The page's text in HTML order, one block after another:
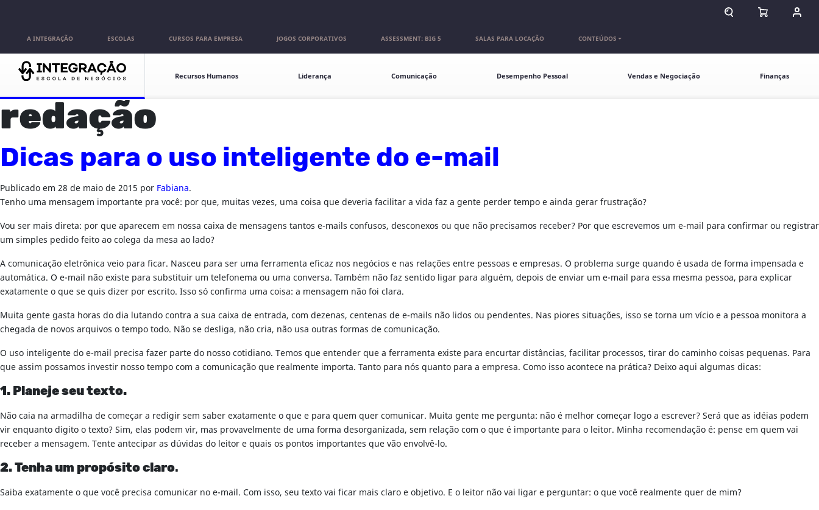
ABRIR CAMPO DE
ABRIR
A INTEGRAÇÃO ESCOLAS CURSOS PARA EMPRESA JOGOS CORPORATIVOS ASSESSMENT: BIG 5 SALAS PARA LOCAÇÃO CONTEÚDOS
Escolas
Recursos Humanos Liderança Comunicação Desempenho Pessoal Vendas e Negociação Finanças
redação
Dicas para o uso inteligente do e-mail
Publicado em 28 de maio de 2015 por Fabiana.
Tenho uma mensagem importante pra você: por que, muitas vezes, uma coisa que deveria facilitar a vida faz a gente perder tempo e ainda gerar frustração?
Vou ser mais direta: por que aparecem em nossa caixa de mensagens tantos e-mails confusos, desconexos ou que não precisamos receber? Por que escrevemos um e-mail para confirmar ou registrar
um simples pedido feito ao colega da mesa ao lado?
A comunicação eletrônica veio para ficar. Nasceu para ser uma ferramenta eficaz nos negócios e nas relações entre pessoas e empresas. O problema surge quando é usada de forma impensada e
automática. O e-mail não existe para substituir um telefonema ou uma conversa. Também não faz sentido ligar para alguém, depois de enviar um e-mail para essa mesma pessoa, para explicar
exatamente o que se quis dizer por escrito. Isso só confirma uma coisa: a mensagem não foi clara.
Muita gente gasta horas do dia lutando contra a sua caixa de entrada, com dezenas, centenas de e-mails não lidos ou pendentes. Nas piores situações, isso se torna um vício e a pessoa monitora a
chegada de novos arquivos o tempo todo. Não se desliga, não cria, não usa outras formas de comunicação.
O uso inteligente do e-mail precisa fazer parte do nosso cotidiano. Temos que entender que a ferramenta existe para encurtar distâncias, facilitar processos, tirar do caminho coisas pequenas. Para
que assim possamos investir nosso tempo com a comunicação que realmente importa. Tanto para nós quanto para a empresa. Como isso acontece na prática? Deixo aqui algumas dicas:
1. Planeje seu texto.
Não caia na armadilha de começar a redigir sem saber exatamente o que e para quem quer comunicar. Muita gente me pergunta: não é melhor começar logo a escrever? Será que as idéias podem
vir enquanto digito o texto? Sim, elas podem vir, mas provavelmente de uma forma desorganizada, sem relação com o que é importante para o leitor. Minha recomendação é: pense em quem vai
receber a mensagem. Tente antecipar as dúvidas do leitor e quais os pontos importantes que vão envolvê-lo.
2. Tenha um propósito claro.
Saiba exatamente o que você precisa comunicar no e-mail. Com isso, seu texto vai ficar mais claro e objetivo. E o leitor não vai ligar e perguntar: o que você realmente quer de mim?